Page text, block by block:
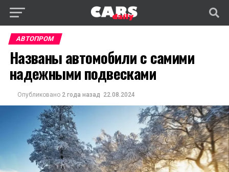
АВТОПРОМ
Названы автомобили с самими
надежными подвесками
Опубликовано 2 года назад 22.08.2024